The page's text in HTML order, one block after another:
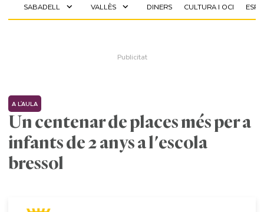
SABADELL expand_more VALLÈS expand_more DINERS CULTURA I OCI
Un centenar de places més per a
infants de 2 anys a l'escola
bressol
A L'AULA